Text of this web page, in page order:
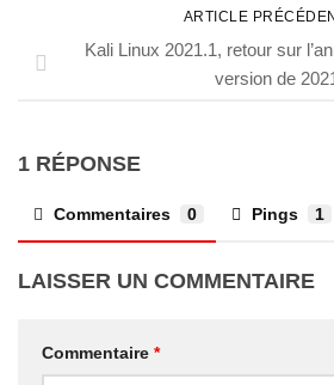
ARTICLE
Kali Linux 2021.1, retour sur
version de
1 RÉPONSE
Commentaires 0 Pings 1
LAISSER UN COMMENTAIRE
Commentaire *